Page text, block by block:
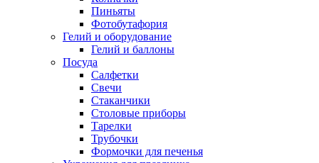
Пиньяты
Фотобутафория
Гелий и оборудование
Гелий и баллоны
Посуда
Салфетки
Свечи
Стаканчики
Столовые приборы
Тарелки
Трубочки
Формочки для печенья